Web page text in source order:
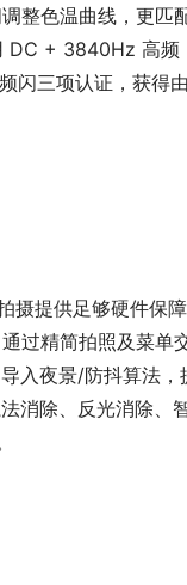
整色温曲线，更匹
DC + 3840Hz 高频
闪三项认证，获得
提供足够硬件保障
过精简拍照及菜单
入夜景/防抖算法，
消除、反光消除、